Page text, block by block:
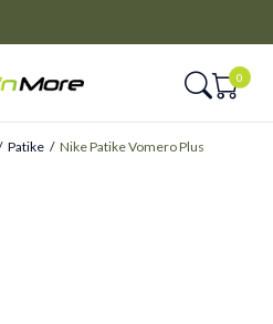
0
Patike Nike Patike Vomero Plus